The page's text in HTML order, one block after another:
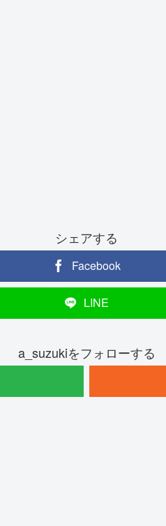
シェアする
Facebook
LINE
a_suzukiをフォローする